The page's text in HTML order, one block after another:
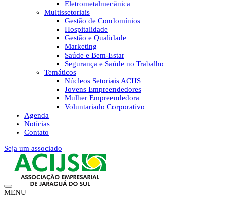
Eletrometalmecânica
Multissetoriais
Gestão de Condomínios
Hospitalidade
Gestão e Qualidade
Marketing
Saúde e Bem-Estar
Segurança e Saúde no Trabalho
Temáticos
Núcleos Setoriais ACIJS
Jovens Empreendedores
Mulher Empreendedora
Voluntariado Corporativo
Agenda
Notícias
Contato
Seja um associado
MENU